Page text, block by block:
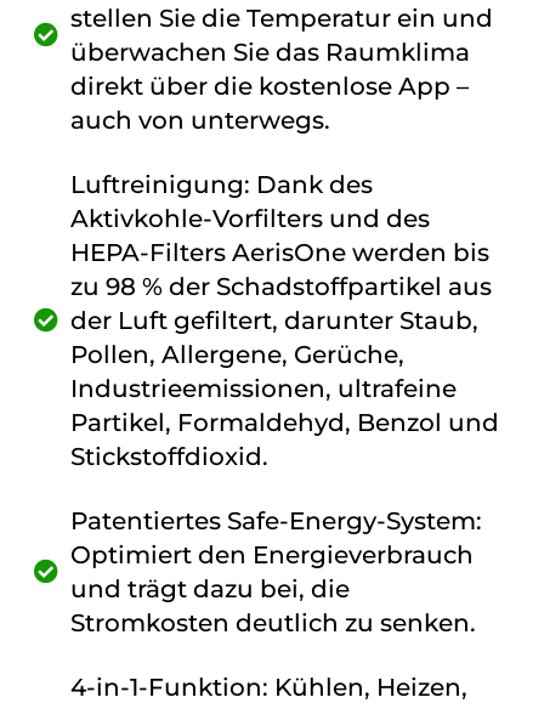
stellen Sie die Temperatur ein und
überwachen Sie das Raumklima
direkt über die kostenlose App –
auch von unterwegs.
Luftreinigung: Dank des
Aktivkohle-Vorfilters und des
HEPA-Filters AerisOne werden bis
zu 98 % der Schadstoffpartikel aus
der Luft gefiltert, darunter Staub,
Pollen, Allergene, Gerüche,
Industrieemissionen, ultrafeine
Partikel, Formaldehyd, Benzol und
Stickstoffdioxid.
Patentiertes Safe-Energy-System:
Optimiert den Energieverbrauch
und trägt dazu bei, die
Stromkosten deutlich zu senken.
4-in-1-Funktion: Kühlen, Heizen,